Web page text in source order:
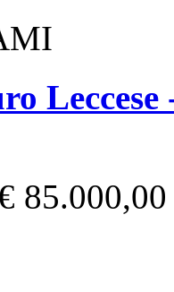
85.000,00